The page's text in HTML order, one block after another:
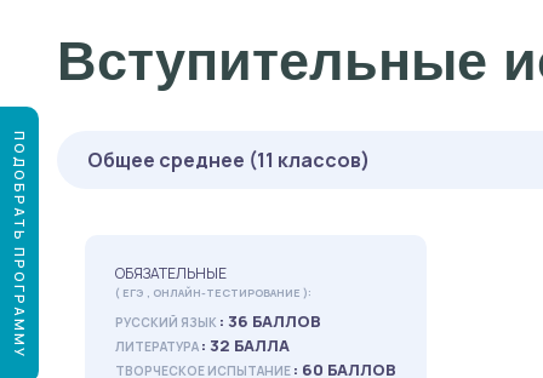
Вступительные
Общее среднее (11 классов)
ОБЯЗАТЕЛЬНЫЕ
( ЕГЭ , ОНЛАЙН-ТЕСТИРОВАНИЕ ):
РУССКИЙ ЯЗЫК : 36 БАЛЛОВ
ЛИТЕРАТУРА : 32 БАЛЛА
ТВОРЧЕСКОЕ ИСПЫТАНИЕ : 60 БАЛЛОВ
ПОДОБРАТЬ ПРОГРАММУ